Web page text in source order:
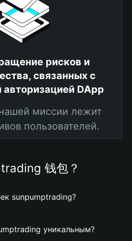
рисков и
связанных с
DApp
миссии лежит
пользователей.
钱包？
sunpumptrading?
уникальным?